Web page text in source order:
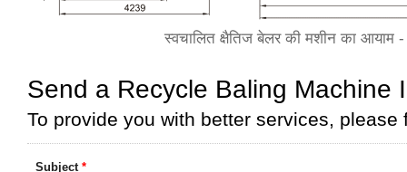
स्वचालित क्षैतिज बेलर की मशीन का आयाम